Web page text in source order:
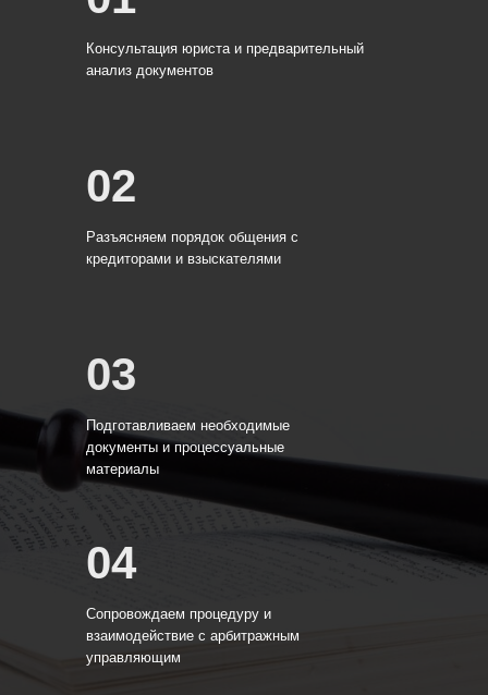
Консультация юриста и предварительный
анализ документов
02
Разъясняем порядок общения с
кредиторами и взыскателями
03
Подготавливаем необходимые
документы и процессуальные
материалы
04
Сопровождаем процедуру и
взаимодействие с арбитражным
управляющим